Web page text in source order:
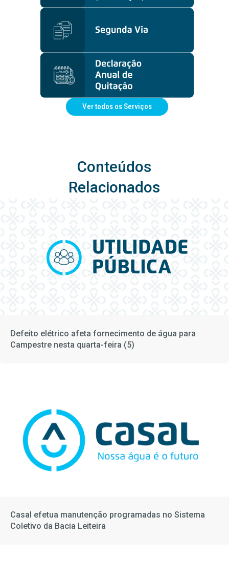
Ver todos os Serviços
Conteúdos
Relacionados
Defeito elétrico afeta fornecimento de água para
Campestre nesta quarta-feira (5)
Casal efetua manutenção programadas no Sistema
Coletivo da Bacia Leiteira